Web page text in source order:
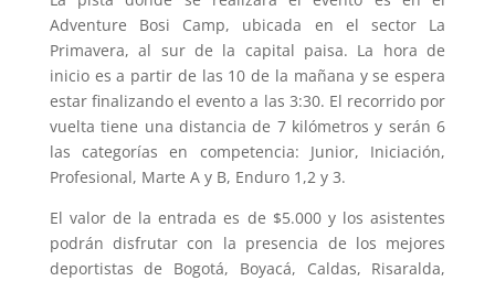
Adventure Bosi Camp, ubicada en el sector La
Primavera, al sur de la capital paisa. La hora de
inicio es a partir de las 10 de la mañana y se espera
estar finalizando el evento a las 3:30. El recorrido por
vuelta tiene una distancia de 7 kilómetros y serán 6
las categorías en competencia: Junior, Iniciación,
Profesional, Marte A y B, Enduro 1,2 y 3.
El valor de la entrada es de $5.000 y los asistentes
podrán disfrutar con la presencia de los mejores
deportistas de Bogotá, Boyacá, Caldas, Risaralda,